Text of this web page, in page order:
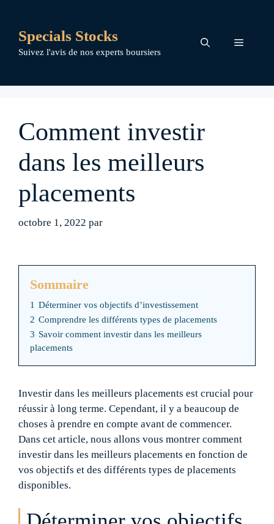
contenuSpecials Stocks
Suivez l'avis de nos experts boursiers
Menu
Comment investir
dans les meilleurs
placements
octobre 1, 2022 par
Sommaire
1 Déterminer vos objectifs d’investissement
2 Comprendre les différents types de placements
3 Savoir comment investir dans les meilleurs
placements
Investir dans les meilleurs placements est crucial pour
réussir à long terme. Cependant, il y a beaucoup de
choses à prendre en compte avant de commencer.
Dans cet article, nous allons vous montrer comment
investir dans les meilleurs placements en fonction de
vos objectifs et des différents types de placements
disponibles.